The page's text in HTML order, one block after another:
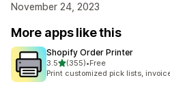
November 24, 2023
More apps like this
Shopify Order Printer
3.5out of 5 stars
(355)
355 total reviews
•Free
Print customized pick lists,